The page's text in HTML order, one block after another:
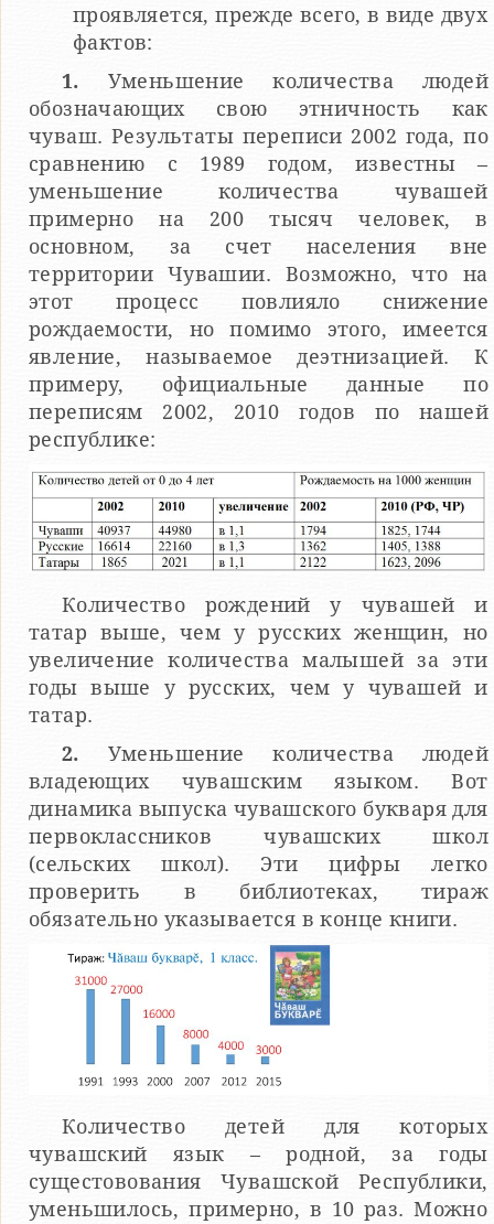
проявляется, прежде всего, в виде двух
фактов:
1. Уменьшение количества людей
обозначающих свою этничность как
чуваш. Результаты переписи 2002 года, по
сравнению с 1989 годом, известны –
уменьшение количества чувашей
примерно на 200 тысяч человек, в
основном, за счет населения вне
территории Чувашии. Возможно, что на
этот процесс повлияло снижение
рождаемости, но помимо этого, имеется
явление, называемое деэтнизацией. К
примеру, официальные данные по
переписям 2002, 2010 годов по нашей
республике:
Количество рождений у чувашей и
татар выше, чем у русских женщин, но
увеличение количества малышей за эти
годы выше у русских, чем у чувашей и
татар.
2. Уменьшение количества людей
владеющих чувашским языком. Вот
динамика выпуска чувашского букваря для
первоклассников чувашских школ
(сельских школ). Эти цифры легко
проверить в библиотеках, тираж
обязательно указывается в конце книги.
Количество детей для которых
чувашский язык – родной, за годы
сущестовования Чувашской Республики,
уменьшилось, примерно, в 10 раз. Можно